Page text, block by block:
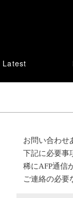
Latest
お問い合わせ
下記に必要事
稀にAFP通信
ご連絡の必要